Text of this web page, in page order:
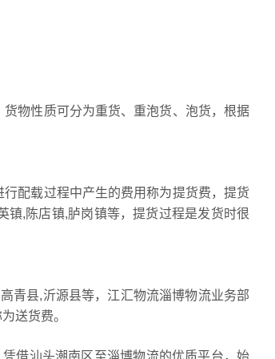
物性质可分为重货、重泡货、泡货，根据
配载过程中产生的费用称为提货费，提货
镇,陈店镇,胪岗镇等，提货过程是发货时很
青县,沂源县等，江汇物流淄博物流业务部
送货费。
借汕头潮南区至淄博物流的优质平台，始